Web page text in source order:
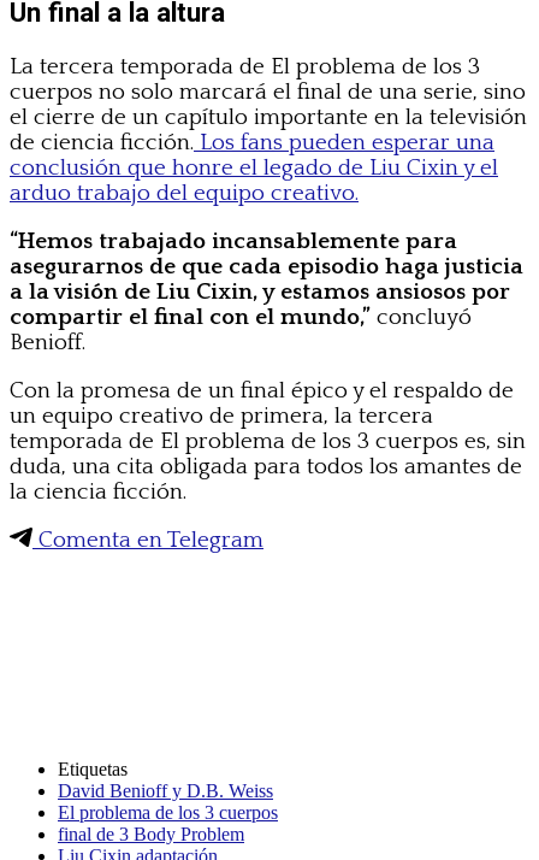
Un final a la altura
La tercera temporada de El problema de los 3
cuerpos no solo marcará el final de una serie, sino
el cierre de un capítulo importante en la televisión
de ciencia ficción. Los fans pueden esperar una
conclusión que honre el legado de Liu Cixin y el
arduo trabajo del equipo creativo.
“Hemos trabajado incansablemente para
asegurarnos de que cada episodio haga justicia
a la visión de Liu Cixin, y estamos ansiosos por
compartir el final con el mundo,” concluyó
Benioff.
Con la promesa de un final épico y el respaldo de
un equipo creativo de primera, la tercera
temporada de El problema de los 3 cuerpos es, sin
duda, una cita obligada para todos los amantes de
la ciencia ficción.
Comenta en Telegram
Etiquetas
David Benioff y D.B. Weiss
El problema de los 3 cuerpos
final de 3 Body Problem
Liu Cixin adaptación